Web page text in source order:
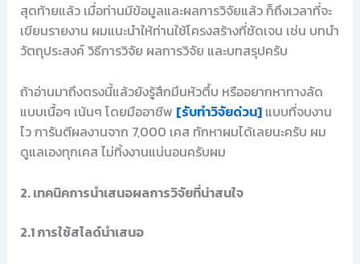
สุดท้ายแล้ว เมื่อท่านมีข้อมูลและผลการวิจัยแล้ว ก็ถึงเวลาที่จะ
เขียนรายงาน ผมแนะนำให้ท่านใช้โครงสร้างที่ชัดเจน เช่น บทนำ
วัตถุประสงค์ วิธีการวิจัย ผลการวิจัย และบทสรุปครับ
ถ้าอ่านมาถึงตรงนี้แล้วยังรู้สึกมึนหัวตึ้บ หรืออยากหาทางลัด
แบบเนื้อๆ เน้นๆ โดยมืออาชีพ [รับทำวิจัยด่วน]แบบที่จบงาน
ไว การันตีผลงานจาก 7,000 เคส ทักหาผมได้เลยนะครับ ผม
ดูแลเองทุกเคส ไม่ทิ้งงานแน่นอนครับผม
2. เทคนิคการนำเสนอผลการวิจัยที่น่าสนใจ
2.1 การใช้สไลด์นำเสนอ